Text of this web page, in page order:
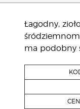
Łagodny,
ma podobny